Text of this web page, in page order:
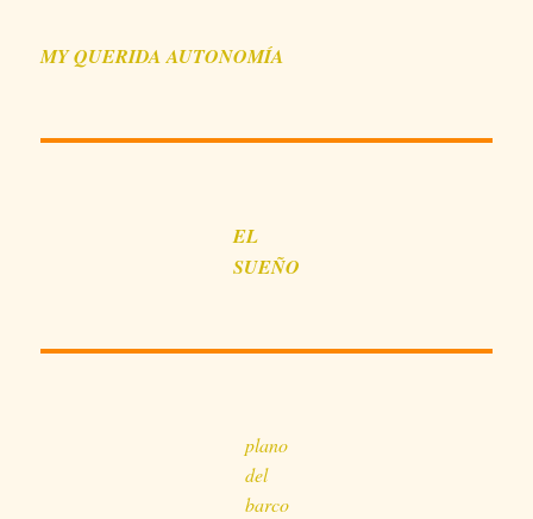
MY QUERIDA AUTONOMÍA
EL
SUEÑO
plano
del
barco